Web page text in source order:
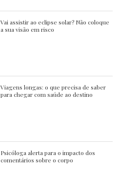
Vai assistir ao eclipse solar? Não coloque
a sua visão em risco
Viagens longas: o que precisa de saber
para chegar com saúde ao destino
Psicóloga alerta para o impacto dos
comentários sobre o corpo